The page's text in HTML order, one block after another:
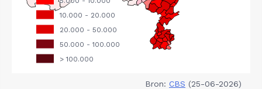
Bron: CBS (25-06-2026)